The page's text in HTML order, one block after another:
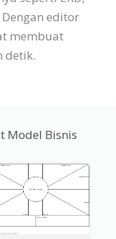
editor
membuat
detik.
Model Bisnis